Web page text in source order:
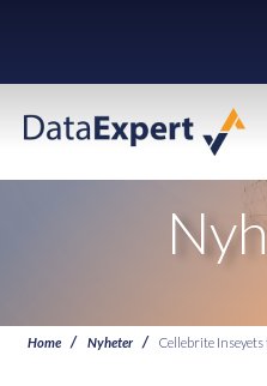
Home Nyheter Cellebrite